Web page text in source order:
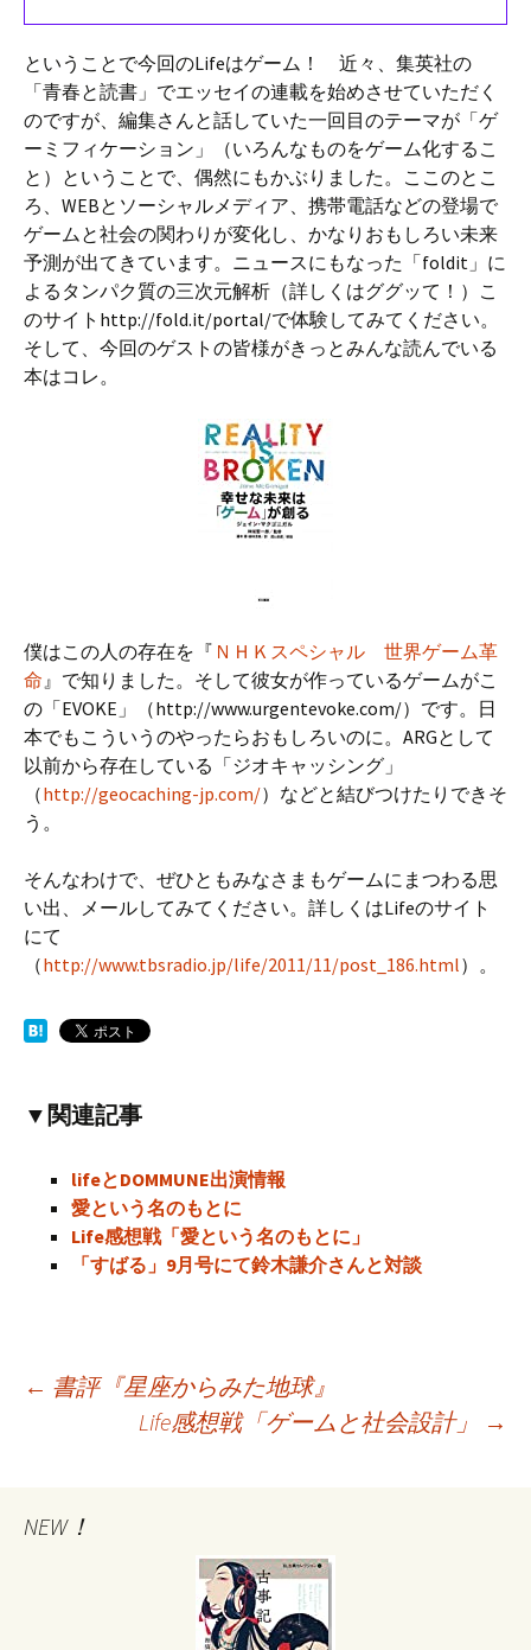
ということで今回のLifeはゲーム！ 近々、集英社の
「青春と読書」でエッセイの連載を始めさせていただく
のですが、編集さんと話していた一回目のテーマが「ゲ
ーミフィケーション」（いろんなものをゲーム化するこ
と）ということで、偶然にもかぶりました。ここのとこ
ろ、WEBとソーシャルメディア、携帯電話などの登場で
ゲームと社会の関わりが変化し、かなりおもしろい未来
予測が出てきています。ニュースにもなった「foldit」に
よるタンパク質の三次元解析（詳しくはググッて！）こ
のサイトhttp://fold.it/portal/で体験してみてください。
そして、今回のゲストの皆様がきっとみんな読んでいる
本はコレ。
僕はこの人の存在を『 ＮＨＫスペシャル 世界ゲーム革
命』で知りました。そして彼女が作っているゲームがこ
の「EVOKE」（http://www.urgentevoke.com/）です。日
本でもこういうのやったらおもしろいのに。ARGとして
以前から存在している「ジオキャッシング」
（http://geocaching-jp.com/）などと結びつけたりできそ
う。
そんなわけで、ぜひともみなさまもゲームにまつわる思
い出、メールしてみてください。詳しくはLifeのサイト
にて
（http://www.tbsradio.jp/life/2011/11/post_186.html）。
▼関連記事
lifeとDOMMUNE出演情報
愛という名のもとに
Life感想戦「愛という名のもとに」
「すばる」9月号にて鈴木謙介さんと対談
稿
← 書評『星座からみた地球』
Life感想戦「ゲームと社会設計」
→
NEW！